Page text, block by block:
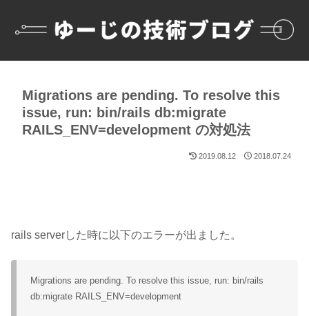
Migrations are pending. To resolve this
issue, run: bin/rails db:migrate
RAILS_ENV=development の対処法
2019.08.12 2018.07.24
rails serverした時に以下のエラーが出ました。
Migrations are pending. To resolve this issue, run: bin/rails
db:migrate RAILS_ENV=development